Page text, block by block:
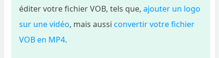
éditer votre fichier VOB, tels que,ajouter un logo
sur une vidéo, mais aussiconvertir votre fichier
VOB en MP4.